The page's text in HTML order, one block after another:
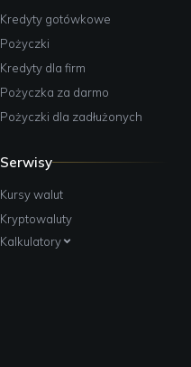
Kredyty gotówkowe
Pożyczki
Kredyty dla firm
Pożyczka za darmo
Pożyczki dla zadłużonych
Serwisy
Kursy walut
Kryptowaluty
Kalkulatory